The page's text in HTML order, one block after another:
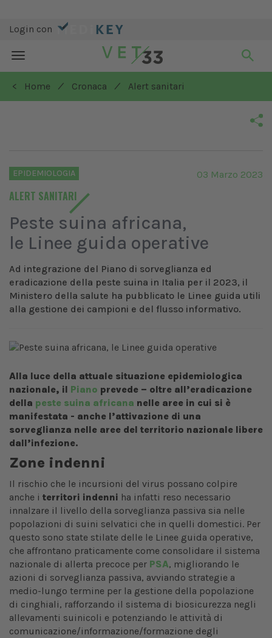
Login con
Toggle
navigation
< Home
/ Cronaca / Alert sanitari
EPIDEMIOLOGIA
ALERT SANITARI
03 Marzo 2023
Peste suina africana,
le Linee guida operative
Ad integrazione del Piano di sorveglianza ed
eradicazione della peste suina in Italia per il 2023, il
Ministero della salute ha pubblicato le Linee guida utili
alla gestione dei campioni e del flusso informativo.
Alla luce della attuale situazione epidemiologica
nazionale, il Piano prevede – oltre all’eradicazione
della peste suina africana nelle aree in cui si è
manifestata - anche l’attivazione di una
sorveglianza nelle aree del territorio nazionale libere
dall’infezione.
Zone indenni
Il rischio che le incursioni del virus possano colpire
anche i territori indenni ha infatti reso necessario
innalzare il livello della sorveglianza passiva sia nelle
popolazioni di suini selvatici che in quelli domestici. Per
questo sono state stilate delle le Linee guida operative,
che affrontano praticamente come consolidare il sistema
nazionale di allerta precoce per PSA, migliorando le
azioni di sorveglianza passiva, avviando strategie a
medio-lungo termine per la gestione della popolazione
di cinghiali, rafforzando il sistema di biosicurezza negli
allevamenti suinicoli e potenziando le attività di
comunicazione/informazione/formazione degli